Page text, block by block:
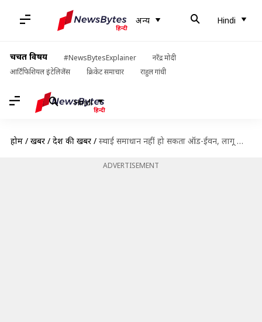
अन्य Hindi
चर्चित विषय #NewsBytesExplainer
नरेंद्र मोदी
आर्टिफिशियल इंटेलिजेंस
क्रिकेट समाचार राहुल गांधी
Hindi
होम / खबरें / देश की खबरें / स्थाई समाधान नहीं हो सकता ऑड-ईवन, लागू किए जाने के बावजूद बढ़ रहा प्रदुषण- सुप्रीम कोर्ट
ADVERTISEMENT